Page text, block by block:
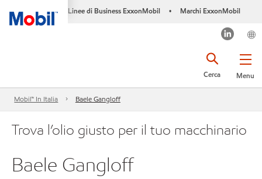
Linee di Business ExxonMobil • Marchi ExxonMobil
Menu
Cerca
Mobil™ In Italia Baele Gangloff
Trova l’olio giusto per il tuo macchinario
Baele Gangloff